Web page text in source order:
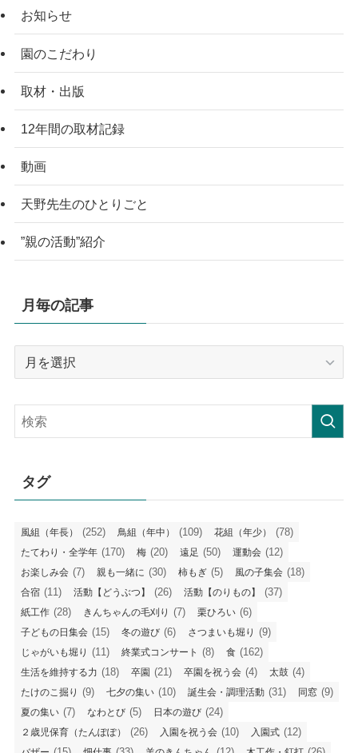
お知らせ
園のこだわり
取材・出版
12年間の取材記録
動画
天野先生のひとりごと
”親の活動”紹介
月毎の記事
記
事
タグ
風組（年長） (252) 鳥組（年中） (109) 花組（年少） (78)
たてわり・全学年 (170) 梅 (20) 遠足 (50) 運動会 (12)
お楽しみ会 (7) 親も一緒に (30) 柿もぎ (5) 風の子集会 (18)
合宿 (11) 活動【どうぶつ】 (26) 活動【のりもの】 (37)
紙工作 (28) きんちゃんの毛刈り (7) 栗ひろい (6)
子どもの日集会 (15) 冬の遊び (6) さつまいも堀り (9)
じゃがいも堀り (11) 終業式コンサート (8) 食 (162)
生活を維持する力 (18) 卒園 (21) 卒園を祝う会 (4) 太鼓 (4)
たけのこ掘り (9) 七夕の集い (10) 誕生会・調理活動 (31) 同窓 (9)
夏の集い (7) なわとび (5) 日本の遊び (24)
２歳児保育（たんぽぽ） (26) 入園を祝う会 (10) 入園式 (12)